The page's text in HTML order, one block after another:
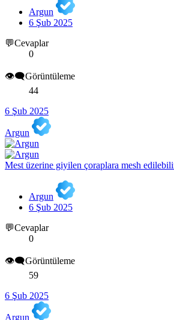
Argun
6 Şub 2025
💬Cevaplar
0
👁️‍🗨️Görüntüleme
44
6 Şub 2025
Argun
Mest üzerine giyilen çoraplara mesh
Argun
6 Şub 2025
💬Cevaplar
0
👁️‍🗨️Görüntüleme
59
6 Şub 2025
Argun